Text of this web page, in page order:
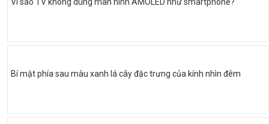
Bí mật phía sau màu xanh lá cây đặc trưng của kính nhìn đêm